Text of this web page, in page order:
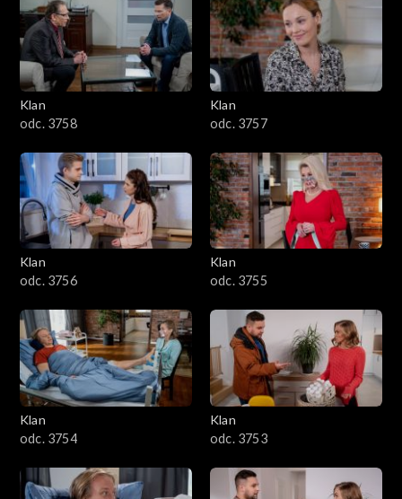
Klan
odc. 3758
Klan
odc. 3757
Klan
odc. 3756
Klan
odc. 3755
Klan
odc. 3754
Klan
odc. 3753